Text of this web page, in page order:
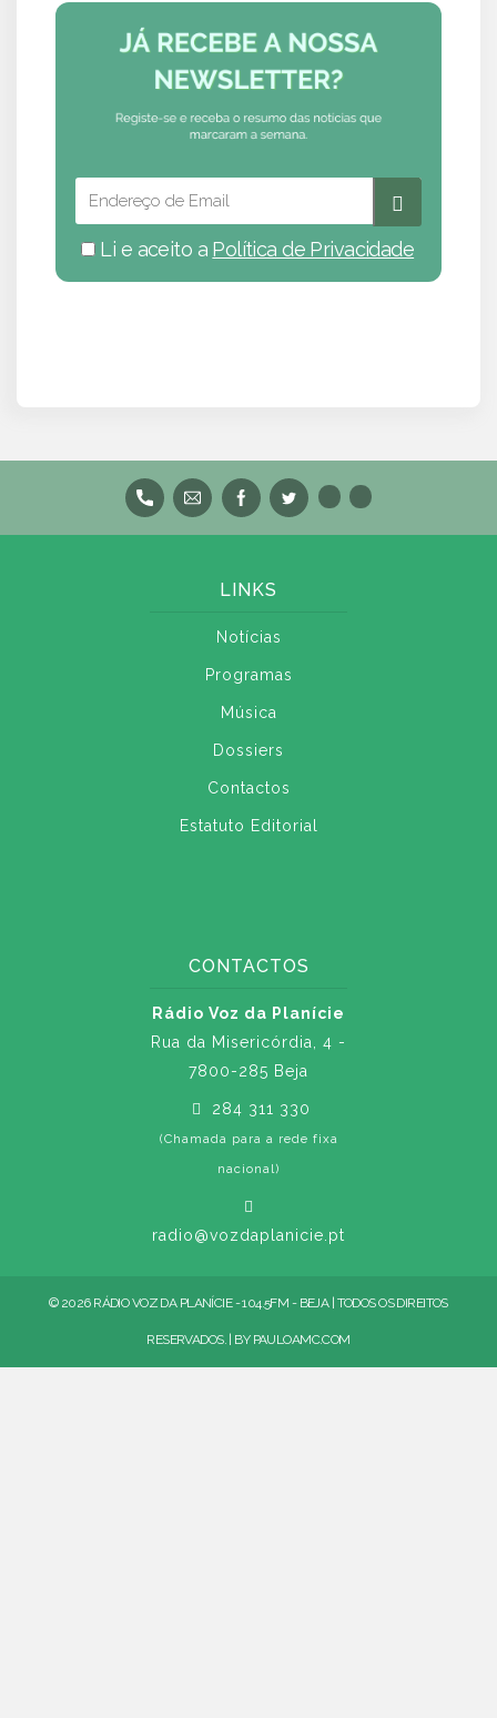
Li e aceito a Política de Privacidade
LINKS
Notícias
Programas
Música
Dossiers
Contactos
Estatuto Editorial
CONTACTOS
Rádio Voz da Planície
Rua da Misericórdia, 4 -
7800-285 Beja
284 311 330
(Chamada para a rede fixa
nacional)
radio@vozdaplanicie.pt
© 2026 RÁDIO VOZ DA PLANÍCIE - 104.5FM - BEJA | TODOS OS DIREITOS
RESERVADOS. | BY PAULOAMC.COM